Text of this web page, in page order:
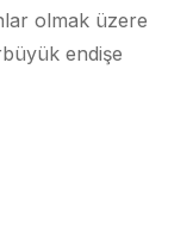
olmak üzere
endişe